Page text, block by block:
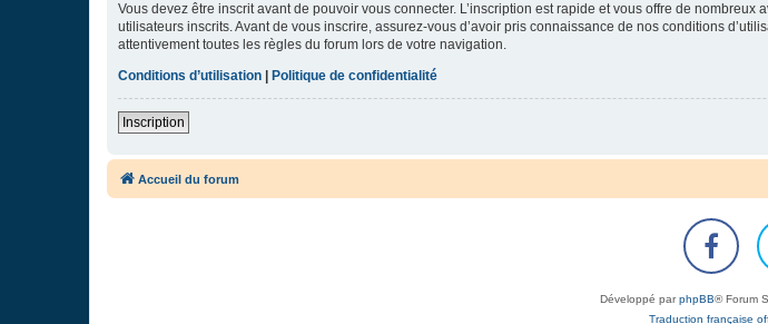
Vous devez être inscrit avant de pouvoir vous connecter. L’inscription est rapide et vous offre de
utilisateurs inscrits. Avant de vous inscrire, assurez-vous d’avoir pris connaissance de nos conditions
attentivement toutes les règles du forum lors de votre navigation.
Conditions d’utilisation
Politique de confidentialité
Inscription
Accueil du forum
Développé parphpBB® Forum
Traduction française